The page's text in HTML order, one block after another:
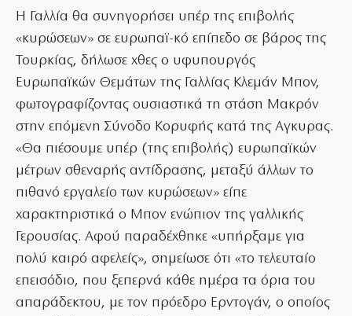
Η Γαλλία θα συνηγορήσει υπέρ της επιβολής
«κυρώσεων» σε ευρωπαϊ-κό επίπεδο σε βάρος της
Τουρκίας, δήλωσε χθες ο υφυπουργός
Ευρωπαϊκών Θεμάτων της Γαλλίας Κλεμάν Μπον,
φωτογραφίζοντας ουσιαστικά τη στάση Μακρόν
στην επόμενη Σύνοδο Κορυφής κατά της Αγκυρας.
«Θα πιέσουμε υπέρ (της επιβολής) ευρωπαϊκών
μέτρων σθεναρής αντίδρασης, μεταξύ άλλων το
πιθανό εργαλείο των κυρώσεων» είπε
χαρακτηριστικά ο Μπον ενώπιον της γαλλικής
Γερουσίας. Αφού παραδέχθηκε «υπήρξαμε για
πολύ καιρό αφελείς», σημείωσε ότι «το τελευταίο
επεισόδιο, που ξεπερνά κάθε ημέρα τα όρια του
απαράδεκτου, με τον πρόεδρο Ερντογάν, ο οποίος